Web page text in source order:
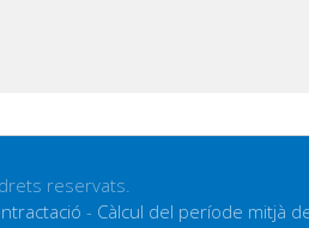
reservats.
- Càlcul del període mitjà